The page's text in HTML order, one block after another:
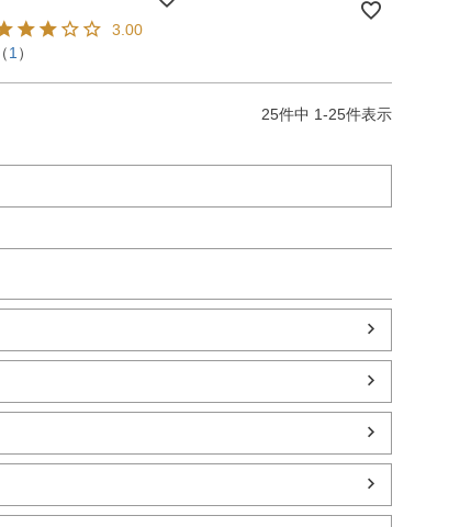
3.00
（1 ）
25件中 1-25件表示